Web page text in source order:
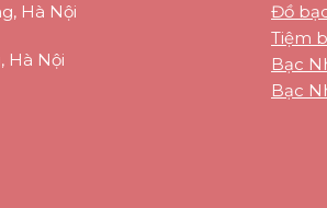
Hà Nội
Hà Nội
Đồ
Tiệm
Bạc
Bạc